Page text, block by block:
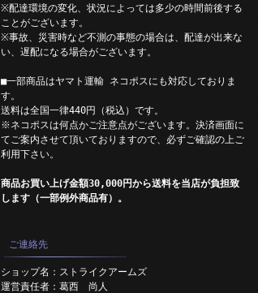
※配達環境の変化、状況によっては多少の時間前後する
ことがございます。
※事故、災害時など不測の事態の場合は、配達が出来な
い、遅配になる場合がございます。
■一部商品はヤマト運輸 ネコポスにも対応しておりま
す。
送料は全国一律440円（税込）です。
※ネコポスは何点かご注意点がございます。決済画面に
てご案内させて頂いておりますので、必ずご確認の上ご
利用下さい。
商品お買い上げ金額30,000円から送料を当店が負担致
します（一部例外商品有）。
ご連絡先
ショップ名：ストライクアームズ
運営責任者：葛西 尚人